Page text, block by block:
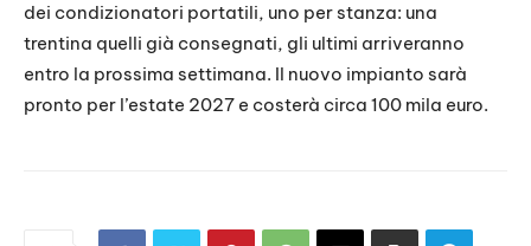
dei condizionatori portatili, uno per stanza: una
trentina quelli già consegnati, gli ultimi arriveranno
entro la prossima settimana. Il nuovo impianto sarà
pronto per l’estate 2027 e costerà circa 100 mila euro.